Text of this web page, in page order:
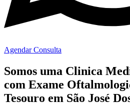
Agendar Consulta
Somos uma Clinica
com Exame
Tesouro em São José